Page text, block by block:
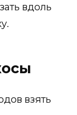
вдоль
взять